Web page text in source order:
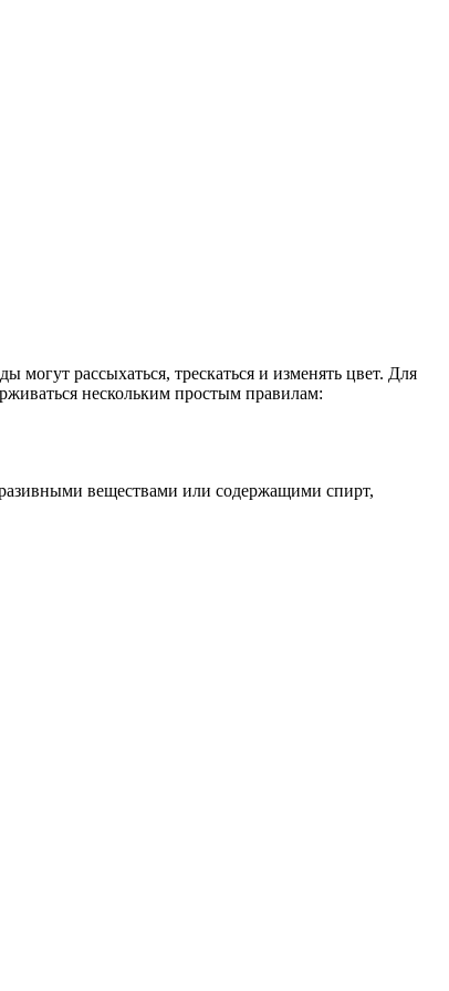
рассыхаться, трескаться и изменять цвет. Для
нескольким простым правилам:
веществами или содержащими спирт,